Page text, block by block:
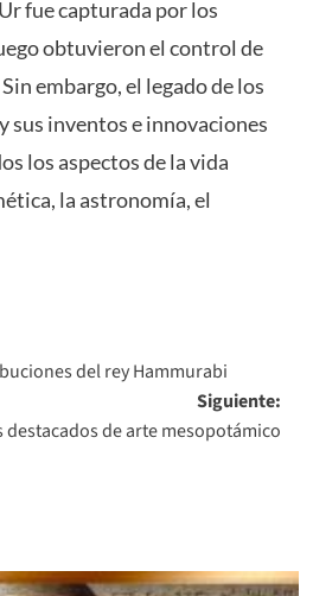
fue capturada por los
obtuvieron el control de
embargo, el legado de los
sus inventos e innovaciones
los aspectos de la vida
la astronomía, el
del rey Hammurabi
Siguiente:
destacados de arte mesopotámico